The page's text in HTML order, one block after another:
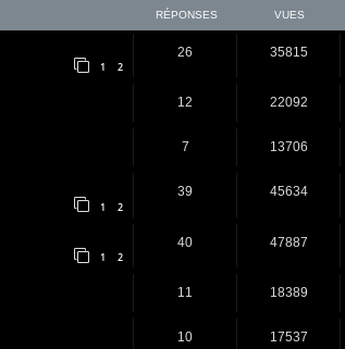
RÉPONSES VUES
1 2
26 35815
12 22092
7 13706
1 2
39 45634
1 2
40 47887
11 18389
10 17537